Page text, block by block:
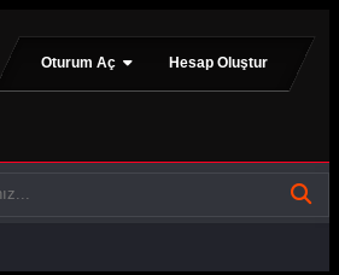
Oturum Aç Hesap Oluştur